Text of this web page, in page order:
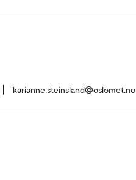
karianne.steinsland@oslomet.no